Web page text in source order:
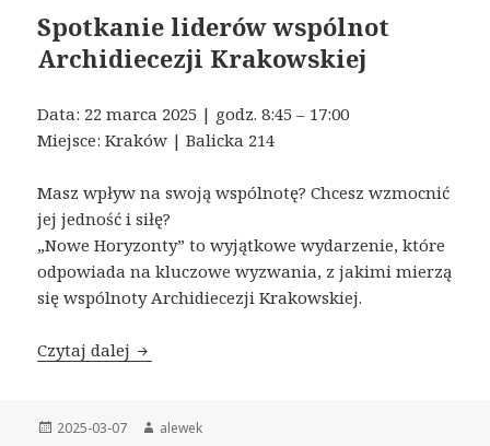
Spotkanie liderów wspólnot
Archidiecezji Krakowskiej
Data: 22 marca 2025 | godz. 8:45 – 17:00
Miejsce: Kraków | Balicka 214
Masz wpływ na swoją wspólnotę? Chcesz wzmocnić
jej jedność i siłę?
„Nowe Horyzonty” to wyjątkowe wydarzenie, które
odpowiada na kluczowe wyzwania, z jakimi mierzą
się wspólnoty Archidiecezji Krakowskiej.
Czytaj dalej NOWE HORYZONTY 2025
Opublikowano
2025-03-07 Autor
alewek